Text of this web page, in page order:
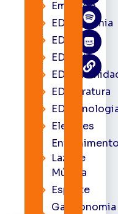
Emprego
EDacademia
EDbrasília
EDcast
EDliteratura
Eleições
Lazer e
Música
Esporte
Gastronomia